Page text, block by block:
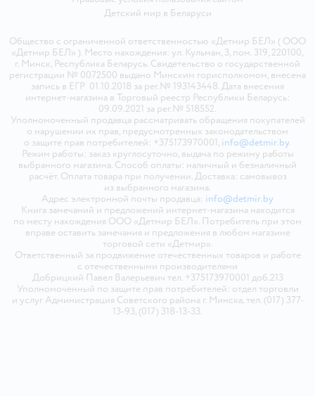
Детский мир в Беларуси
Общество с ограниченной ответственностью «Детмир БЕЛ» ( ООО
«Детмир БЕЛ» ). Место нахождения: ул. Кульман, 3, пом. 319, 220100,
г. Минск, Республика Беларусь. Свидетельство о государственной
регистрации № 0072500 выдано Минским горисполкомом, внесена
запись в ЕГР 01.10.2018 за рег.№ 193143448. Дата внесения
интернет-магазина в Торговый реестр Республики Беларусь:
09.09.2021 за рег.№ 518552.
Уполномоченный продавца рассматривать обращения покупателей
о нарушении их прав, предусмотренных законодательством
о защите прав потребителей: +375173970001, info@detmir.by.
Режим работы: заказ круглосуточно, выдача по режиму работы
выбранного магазина. Способ оплаты: наличный и безналичный
расчёт. Оплата товара при получении. Доставка: самовывоз
из выбранного магазина.
Адрес электронной почты продавца: info@detmir.by
Книга замечаний и предложений интернет-магазина находится
по месту нахождения ООО «Детмир БЕЛ». Потребитель при этом
вправе оставить замечания и предложения в любом магазине
торговой сети «Детмир».
Ответственный за продвижение отечественных товаров и работе
с отечественными производителями
Добрицкий Павел Валерьевич тел. +375173970001 доб.213
Уполномоченный по защите прав потребителей: отдел торговли
и услуг Администрация Советского района г. Минска, тел. (017) 377-
13-93, (017) 318-13-33.